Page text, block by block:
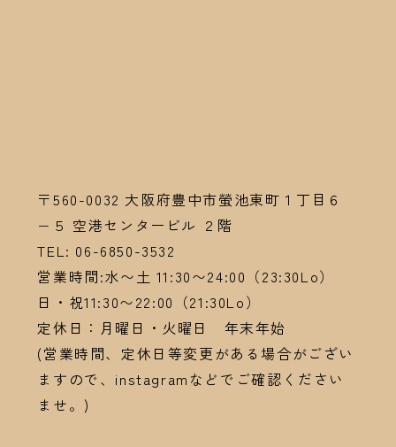
〒560-0032 大阪府豊中市螢池東町１丁目６
−５ 空港センタービル ２階
TEL: 06-6850-3532
営業時間:水〜土 11:30〜24:00（23:30Lo）
日・祝11:30〜22:00（21:30Lo）
定休日：月曜日・火曜日 年末年始
(営業時間、定休日等変更がある場合がござい
ますので、instagramなどでご確認ください
ませ。)